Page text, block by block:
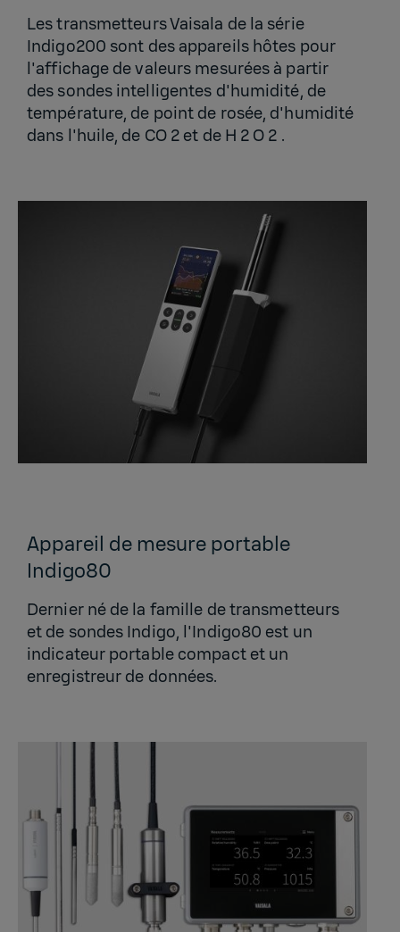
Les transmetteurs Vaisala de la série
Indigo200 sont des appareils hôtes pour
l'affichage de valeurs mesurées à partir
des sondes intelligentes d'humidité, de
température, de point de rosée, d'humidité
dans l'huile, de CO 2 et de H 2 O 2 .
Appareil de mesure portable
Indigo80
Dernier né de la famille de transmetteurs
et de sondes Indigo, l'Indigo80 est un
indicateur portable compact et un
enregistreur de données.